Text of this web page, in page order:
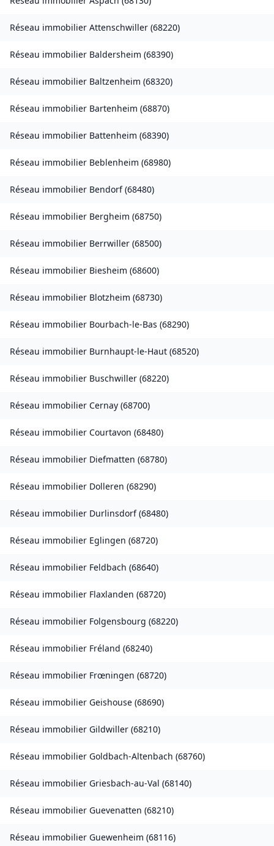
Réseau immobilier Attenschwiller (68220)
Réseau immobilier Baldersheim (68390)
Réseau immobilier Baltzenheim (68320)
Réseau immobilier Bartenheim (68870)
Réseau immobilier Battenheim (68390)
Réseau immobilier Beblenheim (68980)
Réseau immobilier Bendorf(68480)
Réseau immobilier Bergheim (68750)
Réseau immobilier Berrwiller (68500)
Réseau immobilier Biesheim (68600)
Réseau immobilier Blotzheim (68730)
Réseau immobilier Bourbach-le-Bas (68290)
Réseau immobilier Burnhaupt-le-Haut (68520)
Réseau immobilier Buschwiller (68220)
Réseau immobilier Cernay (68700)
Réseau immobilier Courtavon (68480)
Réseau immobilier Diefmatten (68780)
Réseau immobilier Dolleren (68290)
Réseau immobilier Durlinsdorf(68480)
Réseau immobilier Eglingen (68720)
Réseau immobilier Feldbach (68640)
Réseau immobilier Flaxlanden (68720)
Réseau immobilier Folgensbourg (68220)
Réseau immobilier Fréland (68240)
Réseau immobilier Frœningen (68720)
Réseau immobilier Geishouse (68690)
Réseau immobilier Gildwiller (68210)
Réseau immobilier Goldbach-Altenbach (68760)
Réseau immobilier Griesbach-au-Val (68140)
Réseau immobilier Guevenatten (68210)
Réseau immobilier Guewenheim (68116)